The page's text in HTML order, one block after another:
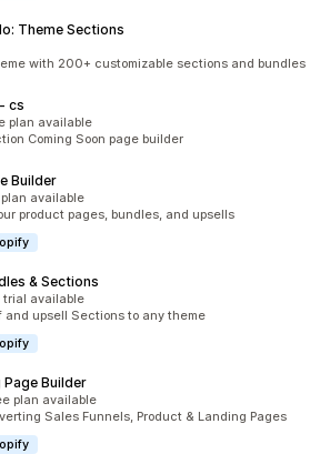
Theme Sections
with 200+ customizable sections and bundles
cs
plan available
Coming Soon page builder
Builder
plan available
product pages, bundles, and upsells
& Sections
trial available
and upsell Sections to any theme
Builder
plan available
Sales Funnels, Product & Landing Pages